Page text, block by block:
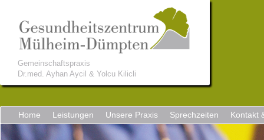
Gemeinschaftspraxis
Dr.med. Ayhan Aycil & Yolcu Kilicli
Home Leistungen Unsere Praxis Sprechzeiten Kontakt